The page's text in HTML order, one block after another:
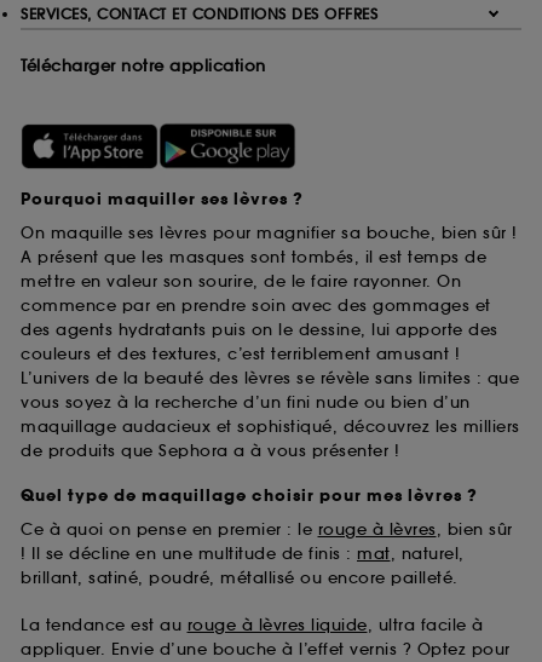
SERVICES, CONTACT ET CONDITIONS DES OFFRES
Télécharger notre application
Pourquoi maquiller ses lèvres ?
On maquille ses lèvres pour magnifier sa bouche, bien sûr !
A présent que les masques sont tombés, il est temps de
mettre en valeur son sourire, de le faire rayonner. On
commence par en prendre soin avec des gommages et
des agents hydratants puis on le dessine, lui apporte des
couleurs et des textures, c’est terriblement amusant !
L’univers de la beauté des lèvres se révèle sans limites : que
vous soyez à la recherche d’un fini nude ou bien d’un
maquillage audacieux et sophistiqué, découvrez les milliers
de produits que Sephora a à vous présenter !
Quel type de maquillage choisir pour mes lèvres ?
Ce à quoi on pense en premier : le rouge à lèvres, bien sûr
! Il se décline en une multitude de finis : mat, naturel,
brillant, satiné, poudré, métallisé ou encore pailleté.
La tendance est au rouge à lèvres liquide, ultra facile à
appliquer. Envie d’une bouche à l’effet vernis ? Optez pour